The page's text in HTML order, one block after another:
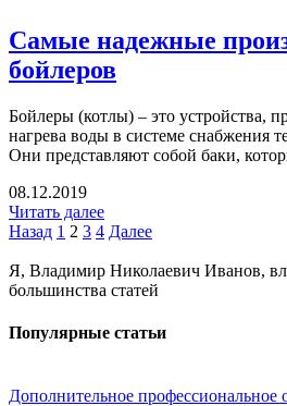
Самые надежные
бойлеров
Бойлеры (котлы) – это устройства,
нагрева воды в системе снабжения
Они представляют собой баки,
08.12.2019
Читать далее
Назад 1 2 3 4 Далее
Я, Владимир Николаевич Иванов,
большинства статей
Популярные статьи
Дополнительное профессиональное